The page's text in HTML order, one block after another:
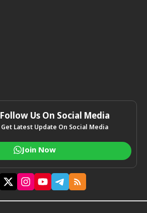
Follow Us On Social Media
Get Latest Update On Social Media
Join Now